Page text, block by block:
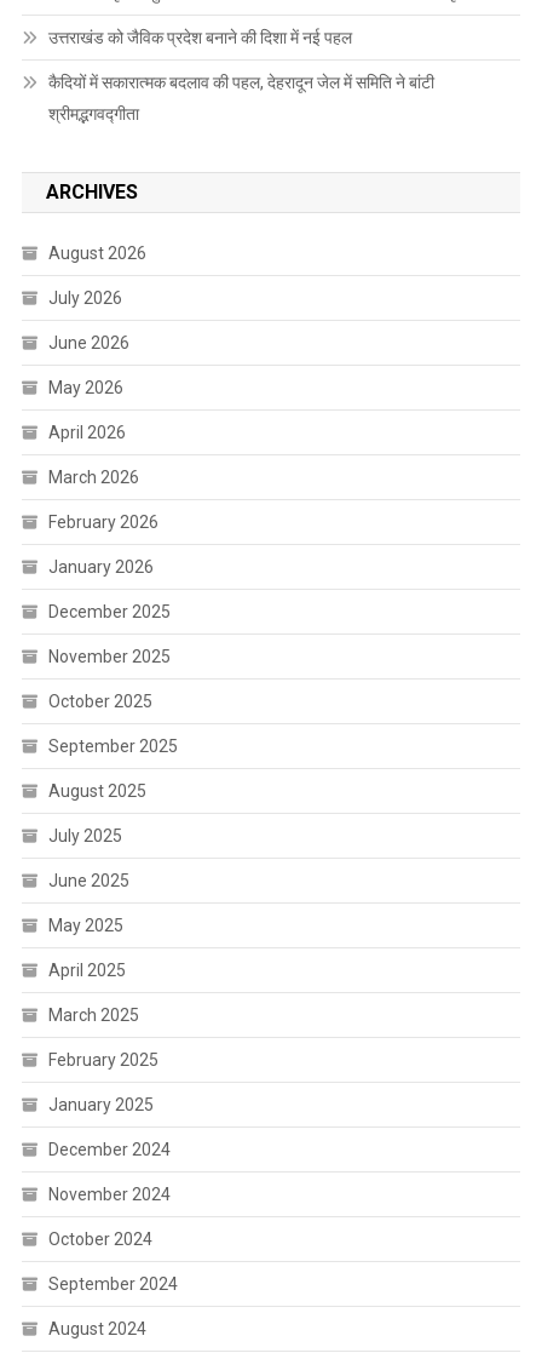
उत्तराखंड को जैविक प्रदेश बनाने की दिशा में नई पहल
कैदियों में सकारात्मक बदलाव की पहल, देहरादून जेल में समिति ने बांटी
श्रीमद्भगवद्गीता
ARCHIVES
August 2026
July 2026
June 2026
May 2026
April 2026
March 2026
February 2026
January 2026
December 2025
November 2025
October 2025
September 2025
August 2025
July 2025
June 2025
May 2025
April 2025
March 2025
February 2025
January 2025
December 2024
November 2024
October 2024
September 2024
August 2024